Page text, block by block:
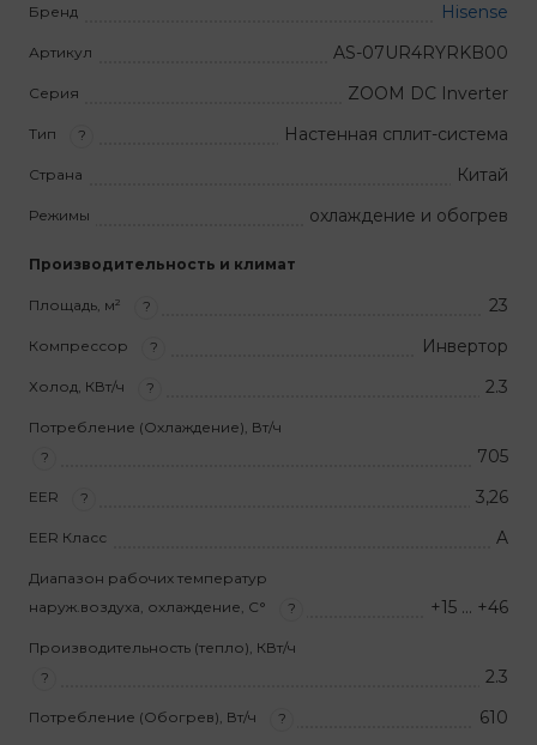
Бренд Hisense
Артикул AS-07UR4RYRKB00
Серия ZOOM DC Inverter
Тип ? Настенная сплит-система
Страна Китай
Режимы охлаждение и обогрев
Производительность и климат
Площадь, м² ? 23
Компрессор ? Инвертор
Холод, КВт/ч ? 2.3
Потребление (Охлаждение), Вт/ч
?
705
EER ? 3,26
EER Класс A
Диапазон рабочих температур
наруж.воздуха, охлаждение, С°
? +15 … +46
Производительность (тепло), КВт/ч
?
2.3
Потребление (Обогрев), Вт/ч ? 610